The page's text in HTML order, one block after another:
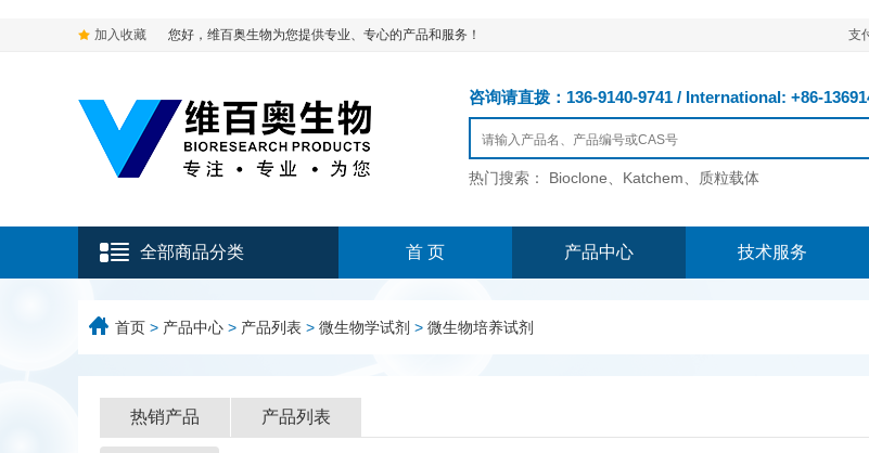
加入收藏 您好，维百奥生物为您提供专业、专心的产品和服务！ 支
咨询请直拨：136-9140-9741 / International: +86-
热门搜索： Bioclone、Katchem、质粒载体
全部商品分类 首 页 产品中心 技术服务
首页 > 产品中心 > 产品列表 > 微生物学试剂 > 微生物培养试剂
热销产品 产品列表